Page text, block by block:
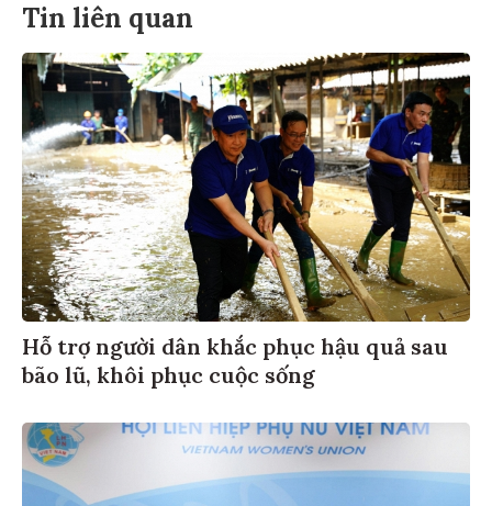
Tin liên quan
Hỗ trợ người dân khắc phục hậu quả sau
bão lũ, khôi phục cuộc sống